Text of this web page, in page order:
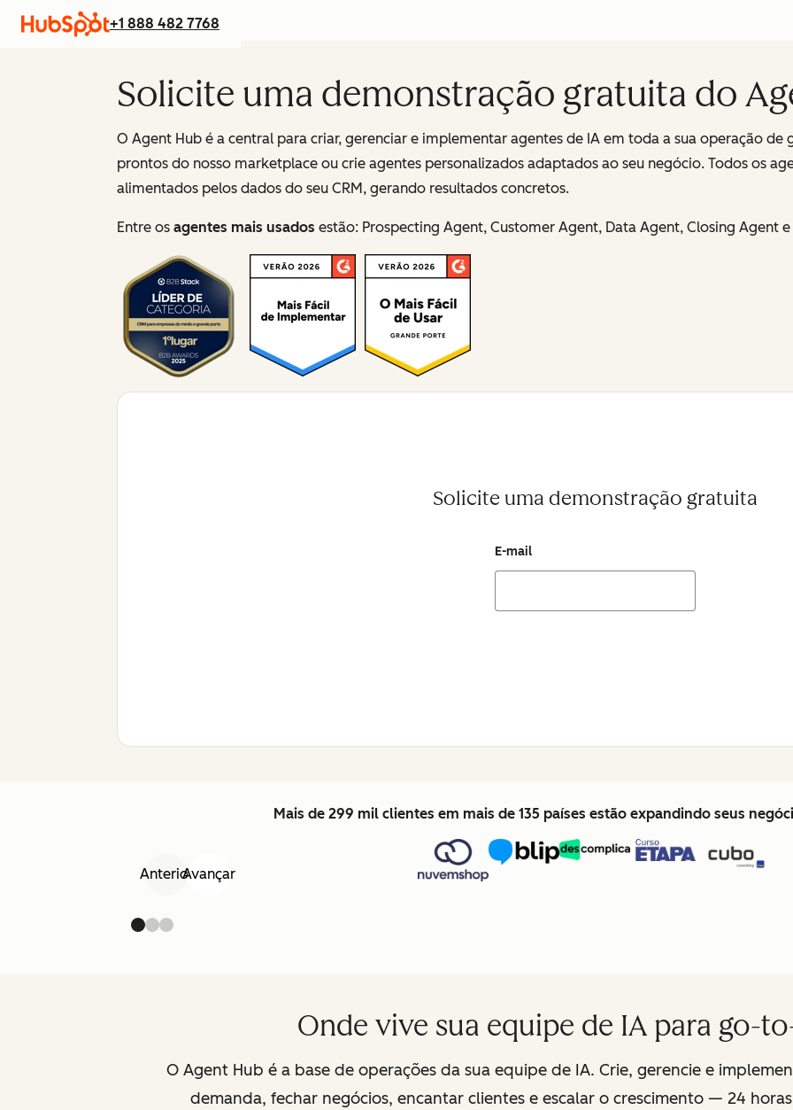
+1 888 482 7768
Solicite uma demonstração gratuita do
O Agent Hub é a central para criar, gerenciar e implementar agentes de IA em toda a sua operação
prontos do nosso marketplace ou crie agentes personalizados adaptados ao seu negócio. Todos os
alimentados pelos dados do seu CRM, gerando resultados concretos.
Entre os agentes mais usados estão: Prospecting Agent, Customer Agent, Data Agent, Closing Agent
Solicite uma demonstração gratuita
E-mail
Mais de 299 mil clientes em mais de 135 países estão expandindo seus
AnteriorAvançar
Onde vive sua equipe de IA para go-
O Agent Hub é a base de operações da sua equipe de IA. Crie, gerencie e
demanda, fechar negócios, encantar clientes e escalar o crescimento — 24